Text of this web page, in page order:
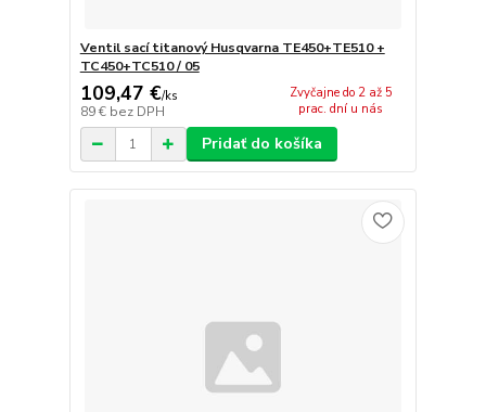
Ventil sací titanový Husqvarna TE450+TE510 +
TC450+TC510 / 05
109,47 €/ks
89 € bez DPH
Zvyčajne do 2 až 5
prac. dní u nás
Pridať do košíka